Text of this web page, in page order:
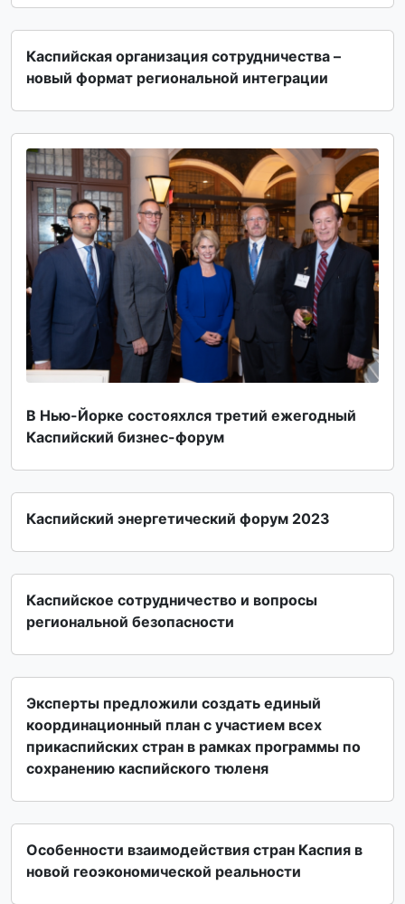
Каспийская организация сотрудничества –
новый формат региональной интеграции
В Нью-Йорке состояxлся третий ежегодный
Каспийский бизнес-форум
Каспийский энергетический форум 2023
Каспийское сотрудничество и вопросы
региональной безопасности
Эксперты предложили создать единый
координационный план с участием всех
прикаспийских стран в рамках программы по
сохранению каспийского тюленя
Особенности взаимодействия стран Каспия в
новой геоэкономической реальности